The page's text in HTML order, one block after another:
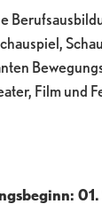
Film und